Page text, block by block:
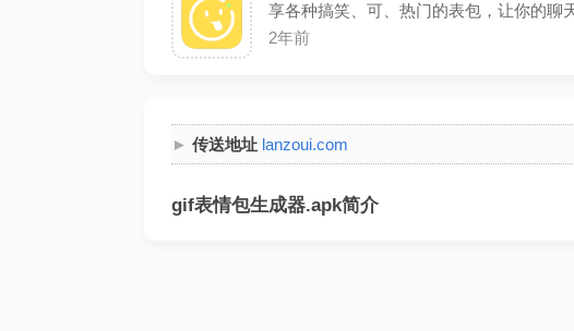
享各种搞笑、可、热门的表包，让你的聊
2年前
传送地址 lanzoui.com
gif表情包生成器.apk简介